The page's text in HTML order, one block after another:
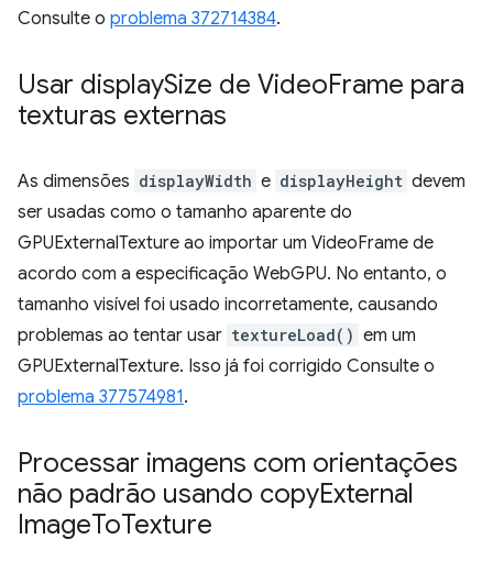
Consulte o problema 372714384.
Usar displaySize de VideoFrame para
texturas externas
As dimensões displayWidth e displayHeight devem
ser usadas como o tamanho aparente do
GPUExternalTexture ao importar um VideoFrame de
acordo com a especificação WebGPU. No entanto, o
tamanho visível foi usado incorretamente, causando
problemas ao tentar usar textureLoad() em um
GPUExternalTexture. Isso já foi corrigido Consulte o
problema 377574981.
Processar imagens com orientações
não padrão usando copyExternal
ImageToTexture